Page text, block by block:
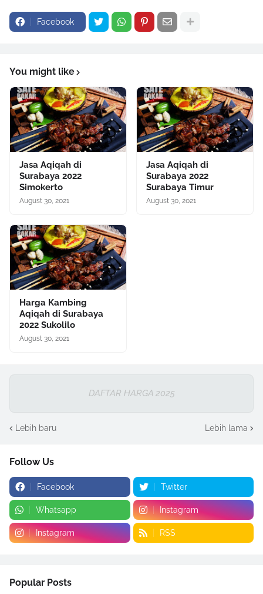
Facebook
You might like
Jasa Aqiqah di
Surabaya 2022
Simokerto
August 30, 2021
Jasa Aqiqah di
Surabaya 2022
Surabaya Timur
August 30, 2021
Harga Kambing
Aqiqah di Surabaya
2022 Sukolilo
August 30, 2021
DAFTAR HARGA 2025
Lebih baru Lebih lama
Follow Us
Facebook Twitter
Whatsapp Instagram
Instagram RSS
Popular Posts